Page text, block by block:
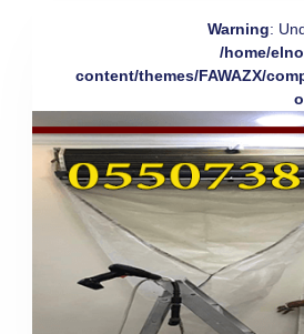
Warning:
/home/
content/themes/FAWAZX/